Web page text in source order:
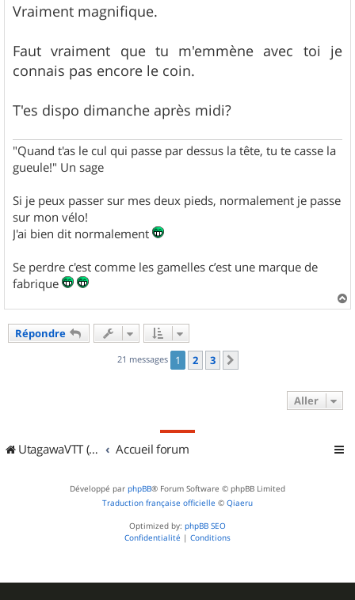
s
s
g
e
Vraiment magnifique.
Faut vraiment que tu m'emmène avec toi je
connais pas encore le coin.
T'es dispo dimanche après midi?
"Quand t'as le cul qui passe par dessus la tête, tu te casse la
gueule!" Un sage
Si je peux passer sur mes deux pieds, normalement je passe
sur mon vélo!
J'ai bien dit normalement
Se perdre c'est comme les gamelles c’est une marque de
fabrique
a
Répondre
21 messages 1 2 3
Aller
UtagawaVTT (Randos VTT et VTTAE avec traces GPS) Accueil forum
Développé par phpBB® Forum Software © phpBB Limited
Traduction française officielle © Qiaeru
Optimized by: phpBB SEO
Confidentialité | Conditions